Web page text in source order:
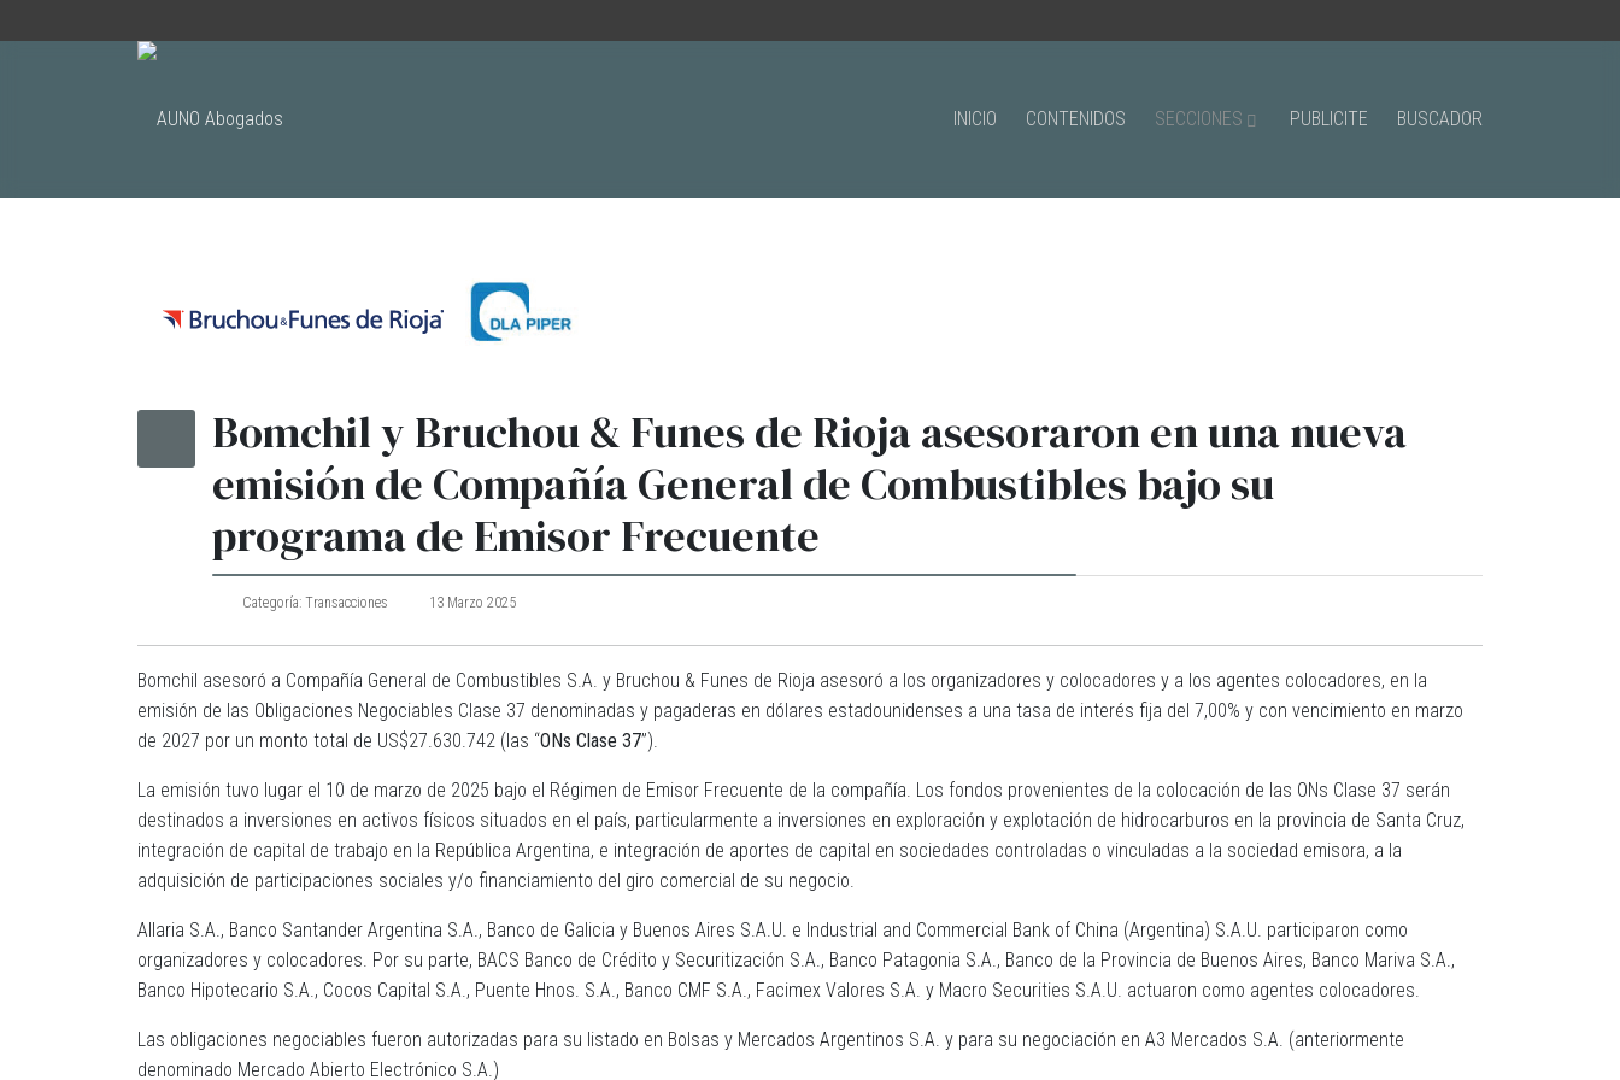
INICIO CONTENIDOS SECCIONES PUBLICITE BUSCADOR
Bomchil y Bruchou & Funes de Rioja asesoraron en una nueva
emisión de Compañía General de Combustibles bajo su
programa de Emisor Frecuente
Categoría: Transacciones 13 Marzo 2025
Bomchil asesoró a Compañía General de Combustibles S.A. y Bruchou & Funes de Rioja asesoró a los organizadores y colocadores y a los agentes colocadores, en la
emisión de las Obligaciones Negociables Clase 37 denominadas y pagaderas en dólares estadounidenses a una tasa de interés fija del 7,00% y con vencimiento en marzo
de 2027 por un monto total de US$27.630.742 (las “ONs Clase 37”).
La emisión tuvo lugar el 10 de marzo de 2025 bajo el Régimen de Emisor Frecuente de la compañía. Los fondos provenientes de la colocación de las ONs Clase 37 serán
destinados a inversiones en activos físicos situados en el país, particularmente a inversiones en exploración y explotación de hidrocarburos en la provincia de Santa Cruz,
integración de capital de trabajo en la República Argentina, e integración de aportes de capital en sociedades controladas o vinculadas a la sociedad emisora, a la
adquisición de participaciones sociales y/o financiamiento del giro comercial de su negocio.
Allaria S.A., Banco Santander Argentina S.A., Banco de Galicia y Buenos Aires S.A.U. e Industrial and Commercial Bank of China (Argentina) S.A.U. participaron como
organizadores y colocadores. Por su parte, BACS Banco de Crédito y Securitización S.A., Banco Patagonia S.A., Banco de la Provincia de Buenos Aires, Banco Mariva S.A.,
Banco Hipotecario S.A., Cocos Capital S.A., Puente Hnos. S.A., Banco CMF S.A., Facimex Valores S.A. y Macro Securities S.A.U. actuaron como agentes colocadores.
Las obligaciones negociables fueron autorizadas para su listado en Bolsas y Mercados Argentinos S.A. y para su negociación en A3 Mercados S.A. (anteriormente
denominado Mercado Abierto Electrónico S.A.)